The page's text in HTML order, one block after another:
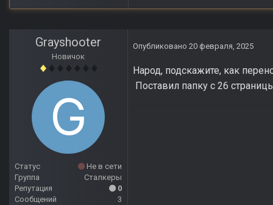
Grayshooter
Новичок
Статус
Не в сети
Группа
Сталкеры
Репутация
0
Сообщений
3
Опубликовано 20 февраля, 2025
Народ, подскажите, как
Поставил папку с 26